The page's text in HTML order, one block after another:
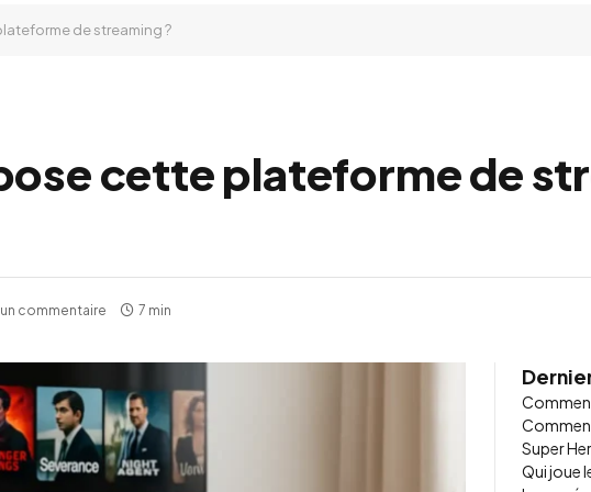
de streaming ?
cette plateforme de
commentaire 7 min
Super
Qui joue